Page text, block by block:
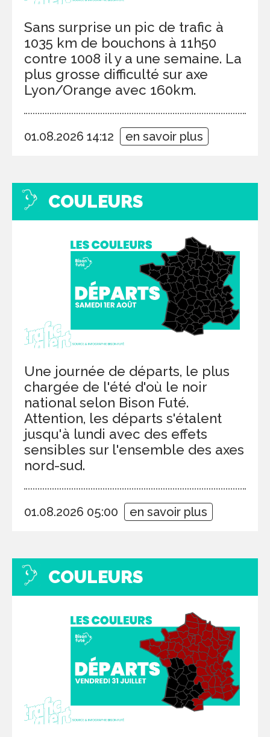
Sans surprise un pic de trafic à
1035 km de bouchons à 11h50
contre 1008 il y a une semaine. La
plus grosse difficulté sur axe
Lyon/Orange avec 160km.
01.08.2026 14:12 en savoir plus
COULEURS
Une journée de départs, le plus
chargée de l'été d'où le noir
national selon Bison Futé.
Attention, les départs s'étalent
jusqu'à lundi avec des effets
sensibles sur l'ensemble des axes
nord-sud.
01.08.2026 05:00 en savoir plus
COULEURS